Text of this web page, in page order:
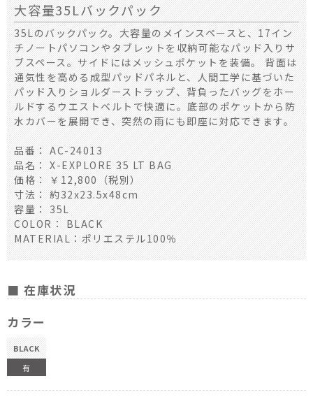
大容量35Lバックパック
35Lのバックパック。大容量のメインスペースと、17イン
チノートパソコンやタブレットを収納可能なパッド入りサ
ブスペース。サイドにはメッシュポケットを装備。 背面は
通気性を高める成型パッドパネルと、人間工学に基づいた
パッド入りショルダーストラップ、背負ったバッグをホー
ルドするウエストベルトで快適に。底部のポケットから防
水カバーを展開でき、突然の雨にも即座に対応できます。
品番： AC-24013
品名： X-EXPLORE 35 LT BAG
価格： ￥12,800（税別）
寸法： 約32x23.5x48cm
容量： 35L
COLOR： BLACK
MATERIAL：ポリエステル100％
■ 在庫状況
カラー
BLACK
有